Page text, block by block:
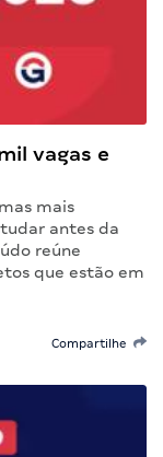
vagas e
mais
antes da
reúne
que estão em
Compartilhe